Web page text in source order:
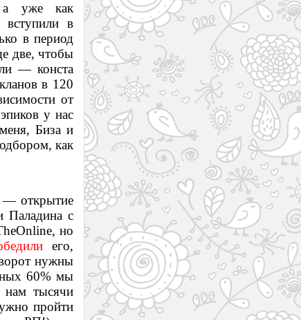
а уже как
в
в период
две, чтобы
— конста
в 120
от
у нас
Биза и
как
— открытие
Паладина с
но
его,
нужны
60% мы
нам тысячи
пройти